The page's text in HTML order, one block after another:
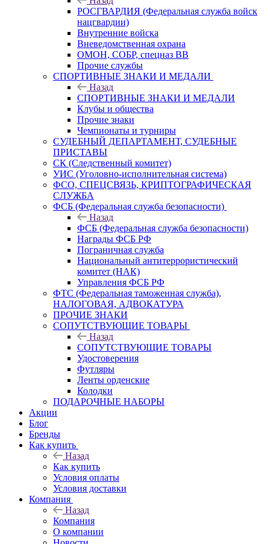
РОСГВАРДИЯ (Федеральная служба войск
нацгвардии)
Внутренние войска
Вневедомственная охрана
ОМОН, СОБР, спецназ ВВ
Прочие службы
СПОРТИВНЫЕ ЗНАКИ И МЕДАЛИ
Назад
СПОРТИВНЫЕ ЗНАКИ И МЕДАЛИ
Клубы и общества
Прочие знаки
Чемпионаты и турниры
СУДЕБНЫЙ ДЕПАРТАМЕНТ, СУДЕБНЫЕ
ПРИСТАВЫ
СК (Следственный комитет)
УИС (Уголовно-исполнительная система)
ФСО, СПЕЦСВЯЗЬ, КРИПТОГРАФИЧЕСКАЯ
СЛУЖБА
ФСБ (Федеральная служба безопасности)
Назад
ФСБ (Федеральная служба безопасности)
Награды ФСБ РФ
Пограничная служба
Национальный антитеррористический
комитет (НАК)
Управления ФСБ РФ
ФТС (Федеральная таможенная служба),
НАЛОГОВАЯ, АДВОКАТУРА
ПРОЧИЕ ЗНАКИ
СОПУТСТВУЮЩИЕ ТОВАРЫ
Назад
СОПУТСТВУЮЩИЕ ТОВАРЫ
Удостоверения
Футляры
Ленты орденские
Колодки
ПОДАРОЧНЫЕ НАБОРЫ
Акции
Блог
Бренды
Как купить
Назад
Как купить
Условия оплаты
Условия доставки
Компания
Назад
Компания
О компании